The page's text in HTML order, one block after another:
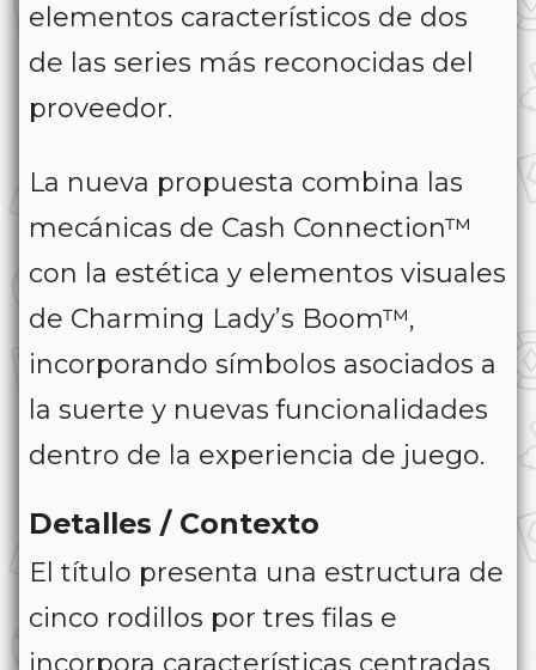
elementos característicos de dos
de las series más reconocidas del
proveedor.
La nueva propuesta combina las
mecánicas de Cash Connection™
con la estética y elementos visuales
de Charming Lady’s Boom™,
incorporando símbolos asociados a
la suerte y nuevas funcionalidades
dentro de la experiencia de juego.
Detalles / Contexto
El título presenta una estructura de
cinco rodillos por tres filas e
incorpora características centradas